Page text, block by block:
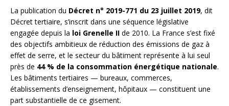
La publication du Décret n° 2019-771 du 23 juillet 2019, dit
Décret tertiaire, s’inscrit dans une séquence législative
engagée depuis la loi Grenelle II de 2010. La France s’est fixé
des objectifs ambitieux de réduction des émissions de gaz à
effet de serre, et le secteur du bâtiment représente à lui seul
près de 44 % de la consommation énergétique nationale.
Les bâtiments tertiaires — bureaux, commerces,
établissements d’enseignement, hôpitaux — constituent une
part substantielle de ce gisement.